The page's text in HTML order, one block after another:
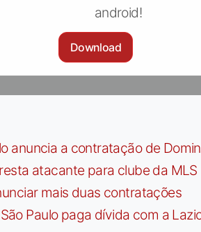
android!
Download
anuncia a contratação de
atacante para clube da MLS
mais duas contratações
São Paulo paga dívida com a